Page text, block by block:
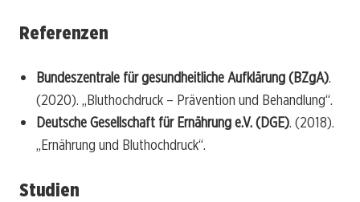
Referenzen
Bundeszentrale für gesundheitliche Aufklärung (BZgA).
(2020). „Bluthochdruck – Prävention und Behandlung“.
Deutsche Gesellschaft für Ernährung e.V. (DGE). (2018).
„Ernährung und Bluthochdruck“.
Studien